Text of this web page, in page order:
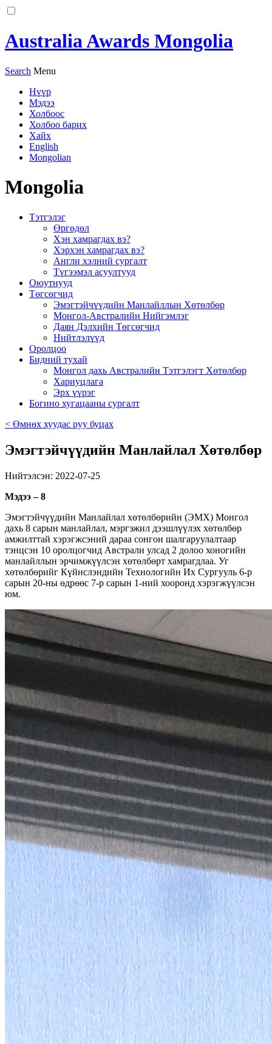
Australia Awards Mongolia
Search Menu
Нүүр
Мэдээ
Холбоос
Холбоо барих
Хайх
English
Mongolian
Mongolia
Тэтгэлэг
Өргөдөл
Хэн хамрагдах вэ?
Хэрхэн хамрагдах вэ?
Англи хэлний сургалт
Түгээмэл асуултууд
Оюутнууд
Төгсөгчид
Эмэгтэйчүүдийн Манлайллын Хөтөлбөр
Монгол-Австралийн Нийгэмлэг
Даян Дэлхийн Төгсөгчид
Нийтлэлүүд
Оролцоо
Бидний тухай
Монгол дахь Австралийн Тэтгэлэгт Хөтөлбөр
Хариуцлага
Эрх үүрэг
Богино хугацааны сургалт
< Өмнөх хуудас руу буцах
Эмэгтэйчүүдийн Манлайлал Хөтөлбөр
Нийтэлсэн: 2022-07-25
Мэдээ – 8
Эмэгтэйчүүдийн Манлайлал хөтөлбөрийн (ЭМХ) Монгол
дахь 8 сарын манлайлал, мэргэжил дээшлүүлэх хөтөлбөр
амжилттай хэрэгжсэний дараа сонгон шалгаруулалтаар
тэнцсэн 10 оролцогчид Австрали улсад 2 долоо хоногийн
манлайллын эрчимжүүлсэн хөтөлбөрт хамрагдлаа. Уг
хөтөлбөрийг Күйнслэндийн Технологийн Их Сургууль 6-р
сарын 20-ны өдрөөс 7-р сарын 1-ний хооронд хэрэгжүүлсэн
юм.